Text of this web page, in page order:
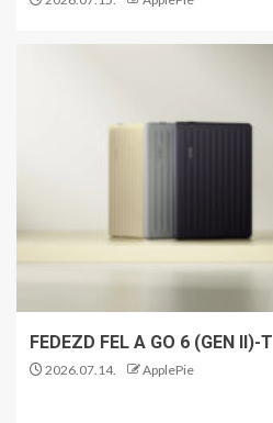
FEDEZD FEL A GO 6 (GEN II)-T
2026.07.14. ApplePie